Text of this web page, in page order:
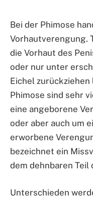
Bei der Phimose
Vorhautverengung.
die Vorhaut des
oder nur unter
Eichel
Phimose sind sehr
eine angeborene
oder aber auch um
erworbene
bezeichnet ein
dem dehnbaren
Unterschieden